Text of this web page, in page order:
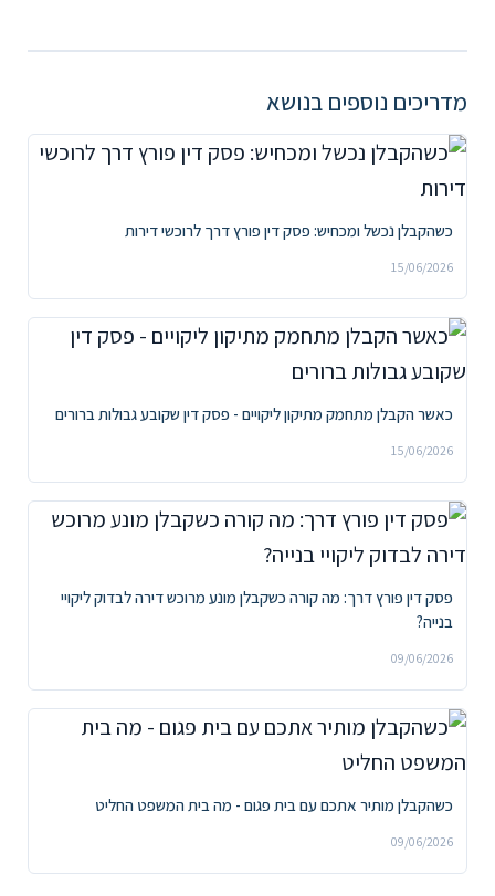
מדריכים נוספים בנושא
כשהקבלן נכשל ומכחיש: פסק דין פורץ דרך לרוכשי דירות
15/06/2026
כאשר הקבלן מתחמק מתיקון ליקויים - פסק דין שקובע גבולות ברורים
15/06/2026
פסק דין פורץ דרך: מה קורה כשקבלן מונע מרוכש דירה לבדוק ליקויי
בנייה?
09/06/2026
כשהקבלן מותיר אתכם עם בית פגום - מה בית המשפט החליט
09/06/2026